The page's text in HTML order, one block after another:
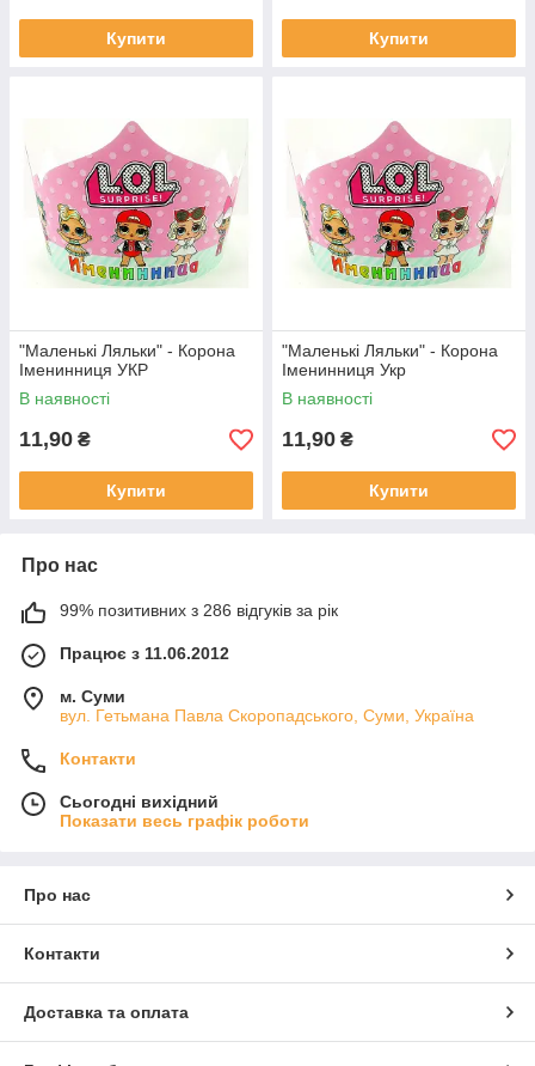
Купити Купити
"Маленькі Ляльки" - Корона
Іменинниця УКР
В наявності
11,90 ₴
Купити
"Маленькі Ляльки" - Корона
Іменинниця Укр
В наявності
11,90 ₴
Купити
Про нас
99% позитивних з 286 відгуків за рік
Працює з 11.06.2012
м. Суми
вул. Гетьмана Павла Скоропадського, Суми, Україна
Контакти
Сьогодні вихідний
Показати весь графік роботи
Про нас
Контакти
Доставка та оплата